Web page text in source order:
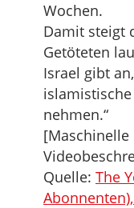
Wochen.
Damit steigt
Getöteten
Israel gibt
nehmen.“
[Maschinelle
Quelle: The